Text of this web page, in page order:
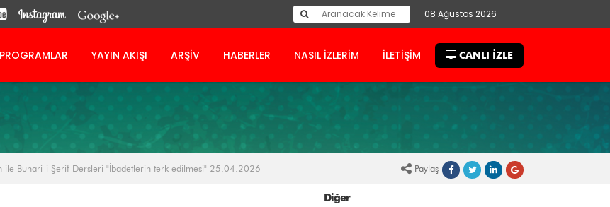
08 Ağustos 2026
PROGRAMLAR YAYIN AKIŞI ARŞİV HABERLER NASIL İZLERİM İLETİŞİM CANLI İZLE
ile Buhari-i Şerif Dersleri "İbadetlerin terk edilmesi" 25.04.2026 Paylaş
Diğer